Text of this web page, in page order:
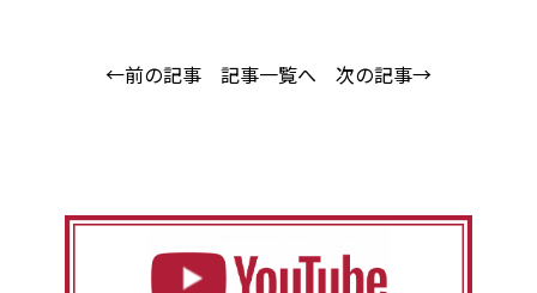
←前の記事 記事一覧へ 次の記事→